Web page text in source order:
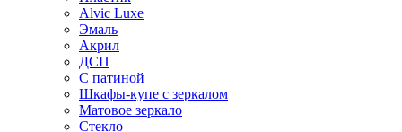
Alvic Luxe
Эмаль
Акрил
ДСП
С патиной
Шкафы-купе с зеркалом
Матовое зеркало
Стекло